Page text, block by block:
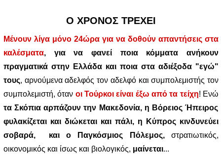
Ο ΧΡΟΝΟΣ ΤΡΕΧΕΙ
Μένουν λίγα μόνο 24ώρα για να δοθούν απαντήσεις στα
καλέσματα,
για να φανεί ποια κόμματα ανήκουν
πραγματικά στην Ελλάδα και ποια στα αδιέξοδα "εγώ"
τους, αρνούμενα αδελφός τον αδελφό και συμπολεμιστής τον
συμπολεμιστή, όταν οι Τούρκοι είναι έξω από τα τείχη! Ενώ
τα Σκόπια αρπάζουν την Μακεδονία, η Βόρειος Ήπειρος
φυλακίζεται και διώκεται και πάλι, η Κύπρος κινδυνεύει
σοβαρά, και ο Παγκόσμιος Πόλεμος,στρατιωτικός,
οικονομικός και ίσως και βιολογικός, μαίνεται...